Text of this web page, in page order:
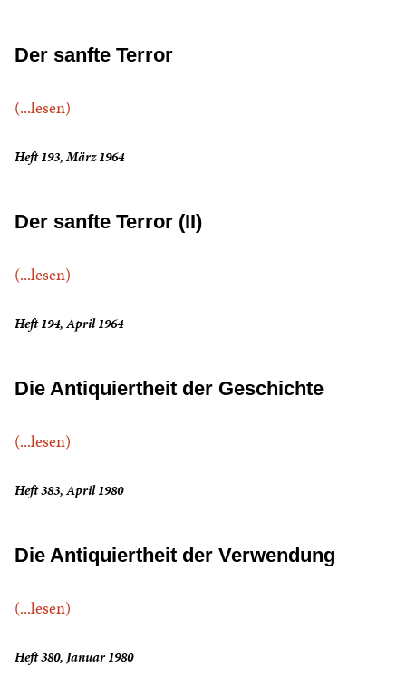
Der sanfte Terror
(...lesen)
Heft 193, März 1964
Der sanfte Terror (II)
(...lesen)
Heft 194, April 1964
Die Antiquiertheit der Geschichte
(...lesen)
Heft 383, April 1980
Die Antiquiertheit der Verwendung
(...lesen)
Heft 380, Januar 1980